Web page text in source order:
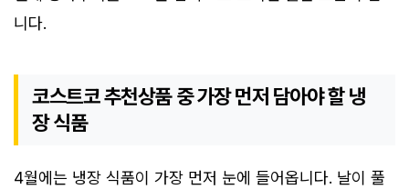
니다.
코스트코 추천상품 중 가장 먼저 담아야 할 냉
장 식품
4월에는 냉장 식품이 가장 먼저 눈에 들어옵니다. 날이 풀